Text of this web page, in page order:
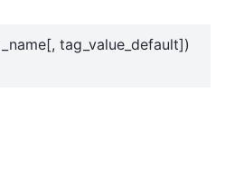
tag_value_default])